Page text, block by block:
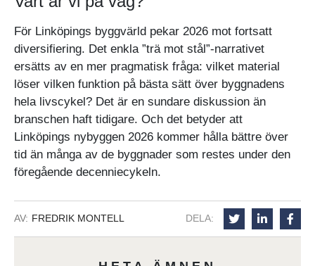
För Linköpings byggvärld pekar 2026 mot fortsatt
diversifiering. Det enkla ”trä mot stål”-narrativet
ersätts av en mer pragmatisk fråga: vilket material
löser vilken funktion på bästa sätt över byggnadens
hela livscykel? Det är en sundare diskussion än
branschen haft tidigare. Och det betyder att
Linköpings nybyggen 2026 kommer hålla bättre över
tid än många av de byggnader som restes under den
föregående decenniecykeln.
AV: FREDRIK MONTELL DELA: